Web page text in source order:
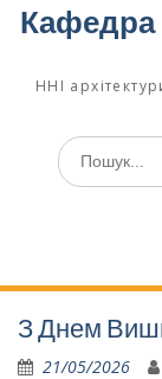
Кафедра
ННІ
З Днем
21/05/2026